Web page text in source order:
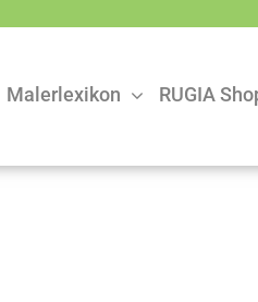
Malerlexikon RUGIA